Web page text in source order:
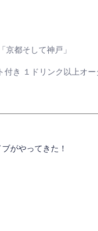
京都そして神戸」
付き １ドリンク以上オ
がやってきた！